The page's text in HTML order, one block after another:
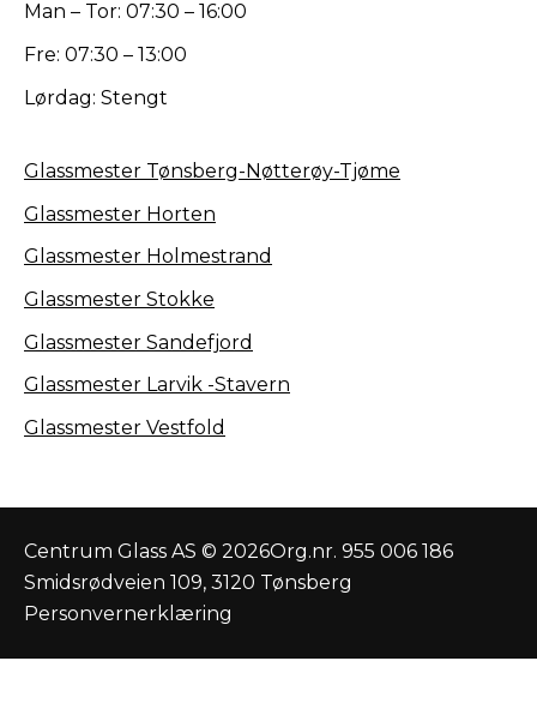
Man – Tor: 07:30 – 16:00
Fre: 07:30 – 13:00
Lørdag: Stengt
Glassmester Tønsberg-Nøtterøy-Tjøme
Glassmester Horten
Glassmester Holmestrand
Glassmester Stokke
Glassmester Sandefjord
Glassmester Larvik -Stavern
Glassmester Vestfold
Centrum Glass AS © 2026Org.nr. 955 006 186
Smidsrødveien 109, 3120 Tønsberg
Personvernerklæring